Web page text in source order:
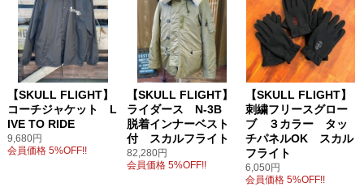
【SKULL FLIGHT】
コーチジャケット L
IVE TO RIDE
9,680円
会員価格 5%OFF!!
【SKULL FLIGHT】
ライダース N-3B
脱着インナーベスト
付 スカルフライト
82,280円
会員価格 5%OFF!!
【SKULL FLIGHT】
刺繍フリースグロー
ブ ３カラー タッ
チパネルOK スカル
フライト
6,050円
会員価格 5%OFF!!